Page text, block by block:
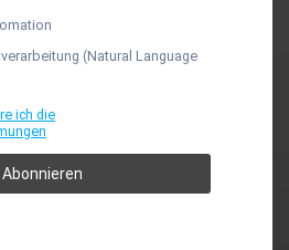
(Natural Language
ich die